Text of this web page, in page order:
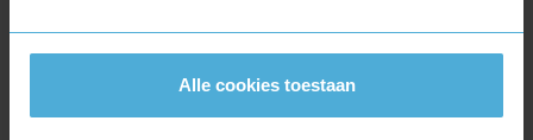
Alle cookies toestaan
255/55R19 111Y EXTRALOAD